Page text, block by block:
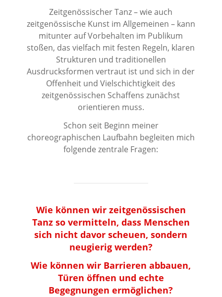
Zeitgenössischer Tanz – wie auch
zeitgenössische Kunst im Allgemeinen – kann
mitunter auf Vorbehalten im Publikum
stoßen, das vielfach mit festen Regeln, klaren
Strukturen und traditionellen
Ausdrucksformen vertraut ist und sich in der
Offenheit und Vielschichtigkeit des
zeitgenössischen Schaffens zunächst
orientieren muss.
Schon seit Beginn meiner
choreographischen Laufbahn begleiten mich
folgende zentrale Fragen:
Wie können wir zeitgenössischen
Tanz so vermitteln, dass Menschen
sich nicht davor scheuen, sondern
neugierig werden?
Wie können wir Barrieren abbauen,
Türen öffnen und echte
Begegnungen ermöglichen?